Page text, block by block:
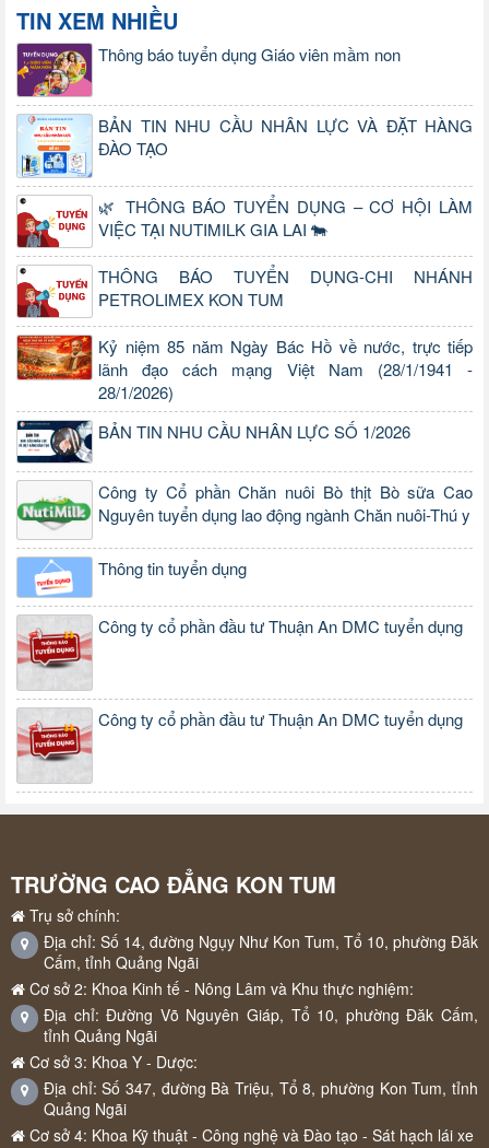
TIN XEM NHIỀU
Thông báo tuyển dụng Giáo viên mầm non
BẢN TIN NHU CẦU NHÂN LỰC VÀ ĐẶT HÀNG
ĐÀO TẠO
🌿 THÔNG BÁO TUYỂN DỤNG – CƠ HỘI LÀM
VIỆC TẠI NUTIMILK GIA LAI 🐄
THÔNG BÁO TUYỂN DỤNG-CHI NHÁNH
PETROLIMEX KON TUM
Kỷ niệm 85 năm Ngày Bác Hồ về nước, trực tiếp
lãnh đạo cách mạng Việt Nam (28/1/1941 -
28/1/2026)
BẢN TIN NHU CẦU NHÂN LỰC SỐ 1/2026
Công ty Cổ phần Chăn nuôi Bò thịt Bò sữa Cao
Nguyên tuyển dụng lao động ngành Chăn nuôi-Thú y
Thông tin tuyển dụng
Công ty cổ phần đầu tư Thuận An DMC tuyển dụng
Công ty cổ phần đầu tư Thuận An DMC tuyển dụng
TRƯỜNG CAO ĐẲNG KON TUM
Trụ sở chính:
Địa chỉ: Số 14, đường Ngụy Như Kon Tum, Tổ 10, phường Đăk
Cấm, tỉnh Quảng Ngãi
Cơ sở 2: Khoa Kinh tế - Nông Lâm và Khu thực nghiệm:
Địa chỉ: Đường Võ Nguyên Giáp, Tổ 10, phường Đăk Cấm,
tỉnh Quảng Ngãi
Cơ sở 3: Khoa Y - Dược:
Địa chỉ: Số 347, đường Bà Triệu, Tổ 8, phường Kon Tum, tỉnh
Quảng Ngãi
Cơ sở 4: Khoa Kỹ thuật - Công nghệ và Đào tạo - Sát hạch lái xe